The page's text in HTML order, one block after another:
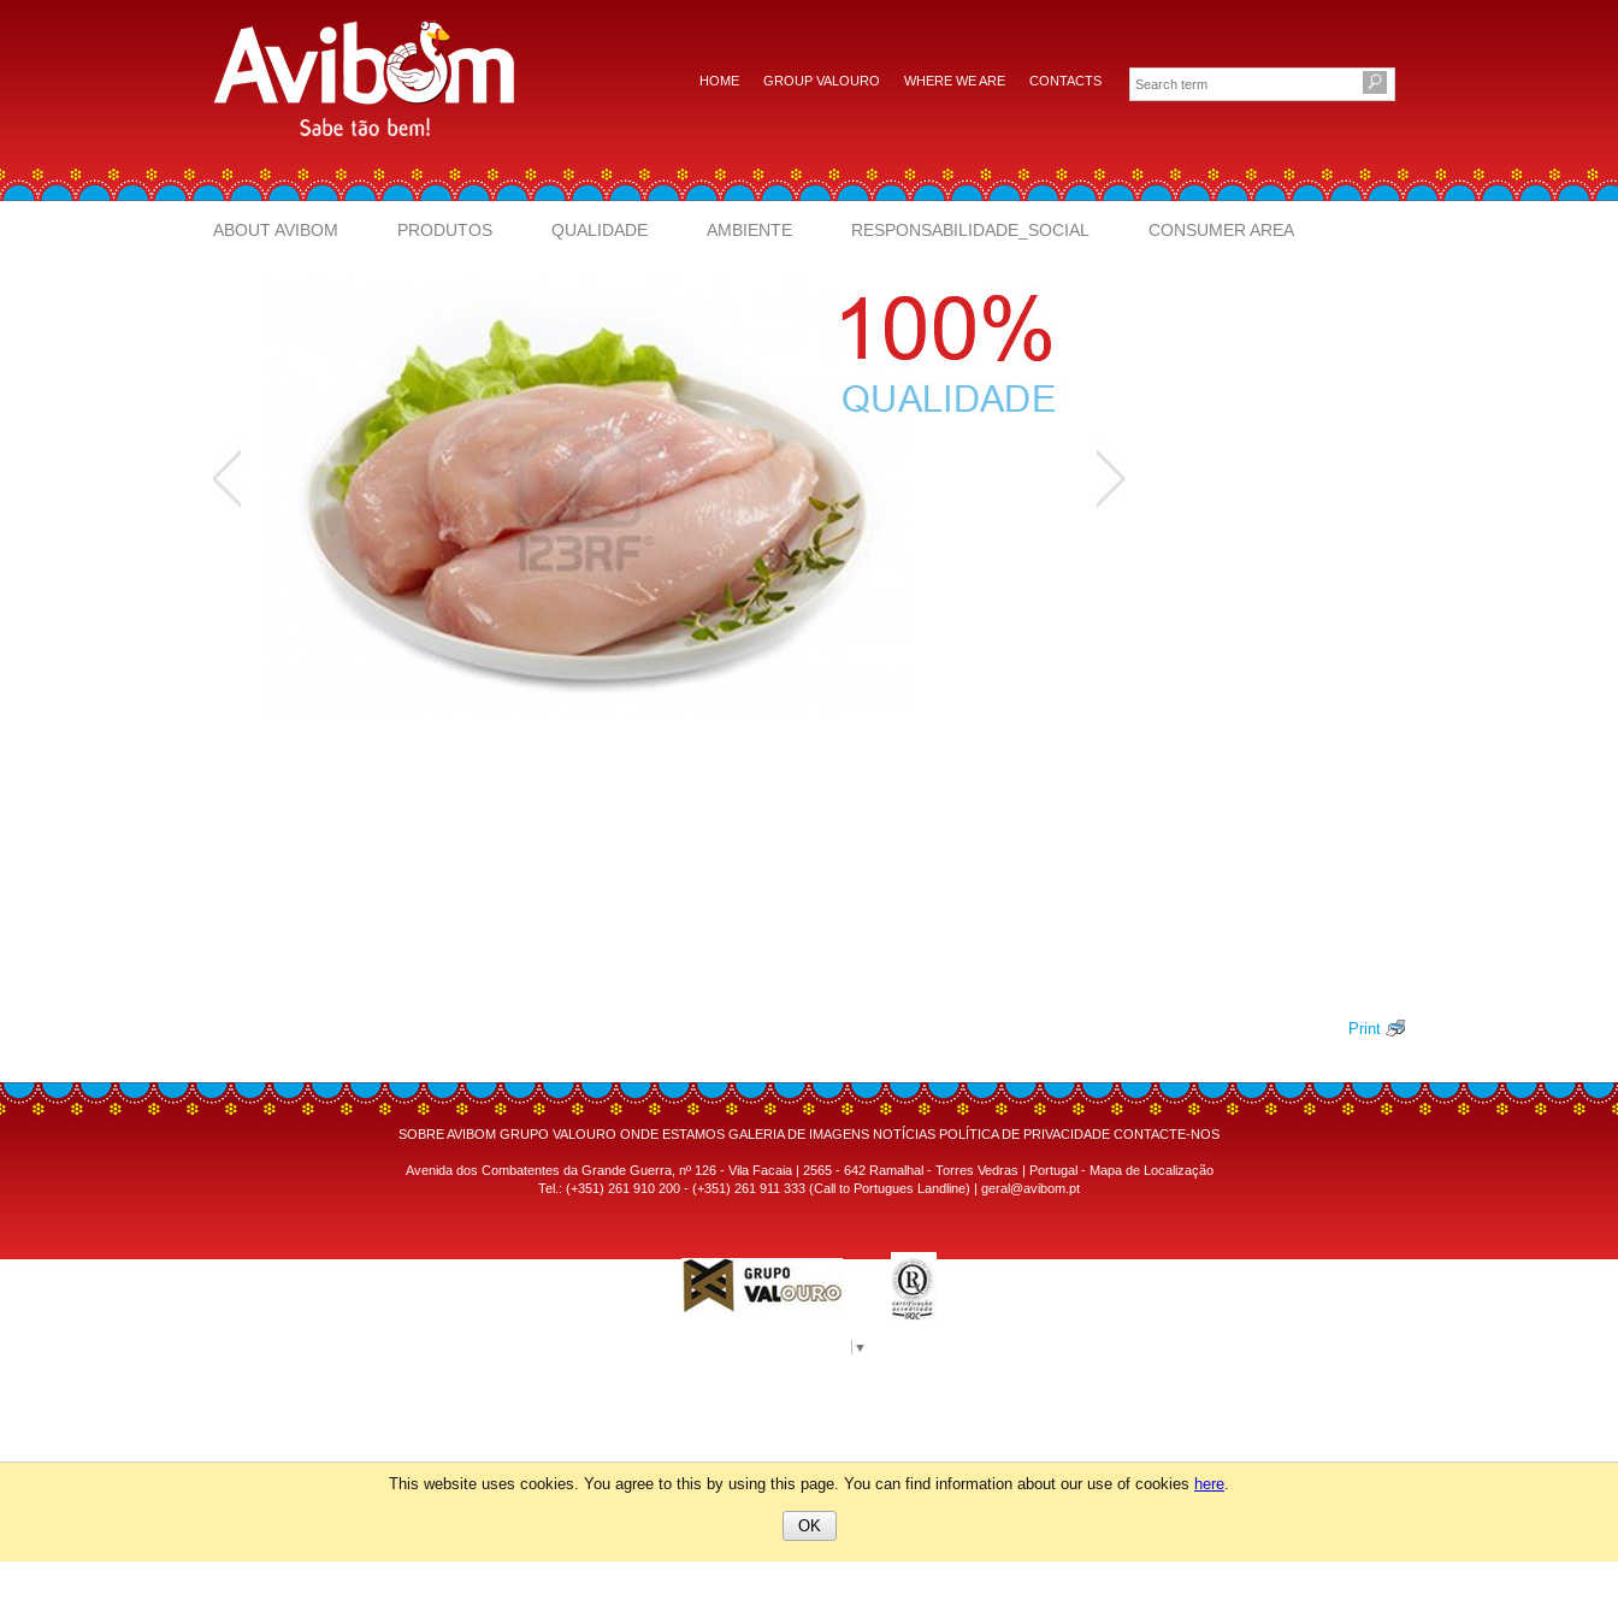
HOME GROUP VALOURO WHERE WE ARE CONTACTS
ABOUT AVIBOM PRODUTOS QUALIDADE AMBIENTE RESPONSABILIDADE_SOCIAL CONSUMER AREA
Print
SOBRE AVIBOM GRUPO VALOURO ONDE ESTAMOS GALERIA DE IMAGENS NOTÍCIAS POLÍTICA DE PRIVACIDADE CONTACTE-NOS
Avenida dos Combatentes da Grande Guerra, nº 126 - Vila Facaia | 2565 - 642 Ramalhal - Torres Vedras | Portugal - Mapa de Localização
Tel.: (+351) 261 910 200 - (+351) 261 911 333 (Call to Portugues Landline) | geral@avibom.pt
▼
This website uses cookies. You agree to this by using this page. You can find information about our use of cookies here.
OK